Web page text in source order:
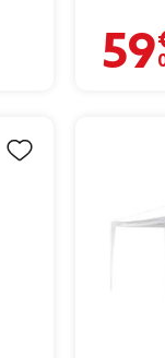
59,00 €